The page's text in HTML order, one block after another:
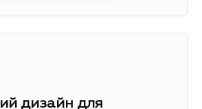
дизайн для